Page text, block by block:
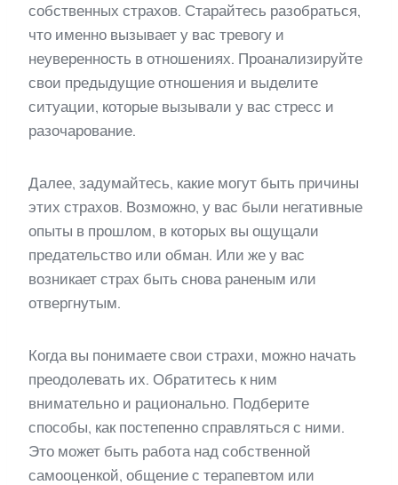
собственных страхов. Старайтесь разобраться,
что именно вызывает у вас тревогу и
неуверенность в отношениях. Проанализируйте
свои предыдущие отношения и выделите
ситуации, которые вызывали у вас стресс и
разочарование.
Далее, задумайтесь, какие могут быть причины
этих страхов. Возможно, у вас были негативные
опыты в прошлом, в которых вы ощущали
предательство или обман. Или же у вас
возникает страх быть снова раненым или
отвергнутым.
Когда вы понимаете свои страхи, можно начать
преодолевать их. Обратитесь к ним
внимательно и рационально. Подберите
способы, как постепенно справляться с ними.
Это может быть работа над собственной
самооценкой, общение с терапевтом или